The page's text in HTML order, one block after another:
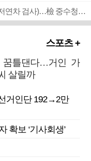
■ 검사 신분 버리고 직급하향(10년 이하 저연차 검사)…檢 중수청행 기피
스포츠 +
꿈틀댄다…거인 가
살릴까
거인단 192→2만
확보 ‘기사회생’